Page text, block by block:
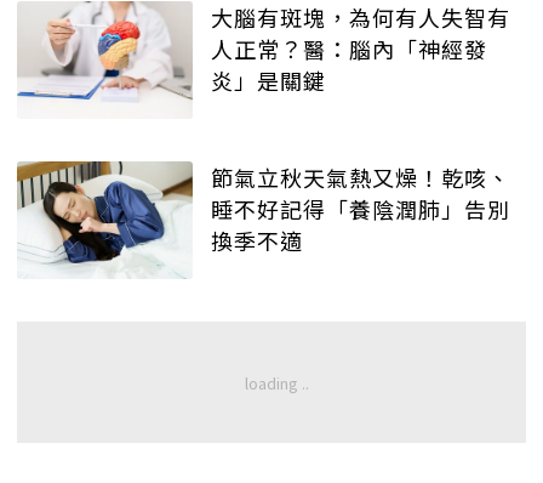
大腦有斑塊，為何有人失智有
人正常？醫：腦內「神經發
炎」是關鍵
節氣立秋天氣熱又燥！乾咳、
睡不好記得「養陰潤肺」告別
換季不適